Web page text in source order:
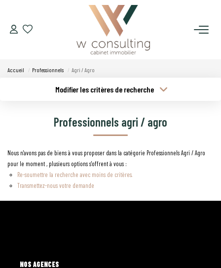
ACQUÉRIR
GÉRER
SYNDIC
Accueil Professionnels Agri / Agro
Modifier les critères de recherche
Budget max
Budget min
Plus de critères
Professionnels agri / agro
Nous n'avons pas de biens à vous proposer dans la catégorie Professionnels Agri / Agro
pour le moment , plusieurs options s'offrent à vous :
Re-soumettre la recherche avec moins de critères.
Transmettez-nous votre demande
L'AGENCE